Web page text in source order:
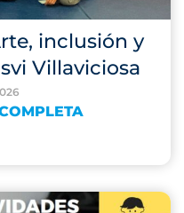
inclusión y
Villaviciosa